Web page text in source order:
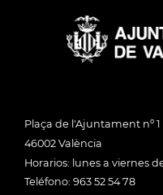
Plaça de l'Ajuntament nº 1
46002 València
Horarios: lunes a viernes
Teléfono: 963 52 54 78